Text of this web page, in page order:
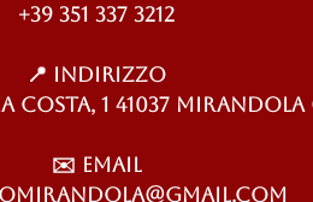
+39 351 337 3212
📍 Indirizzo
Costa, 1 41037 Mirandola
✉️ Email